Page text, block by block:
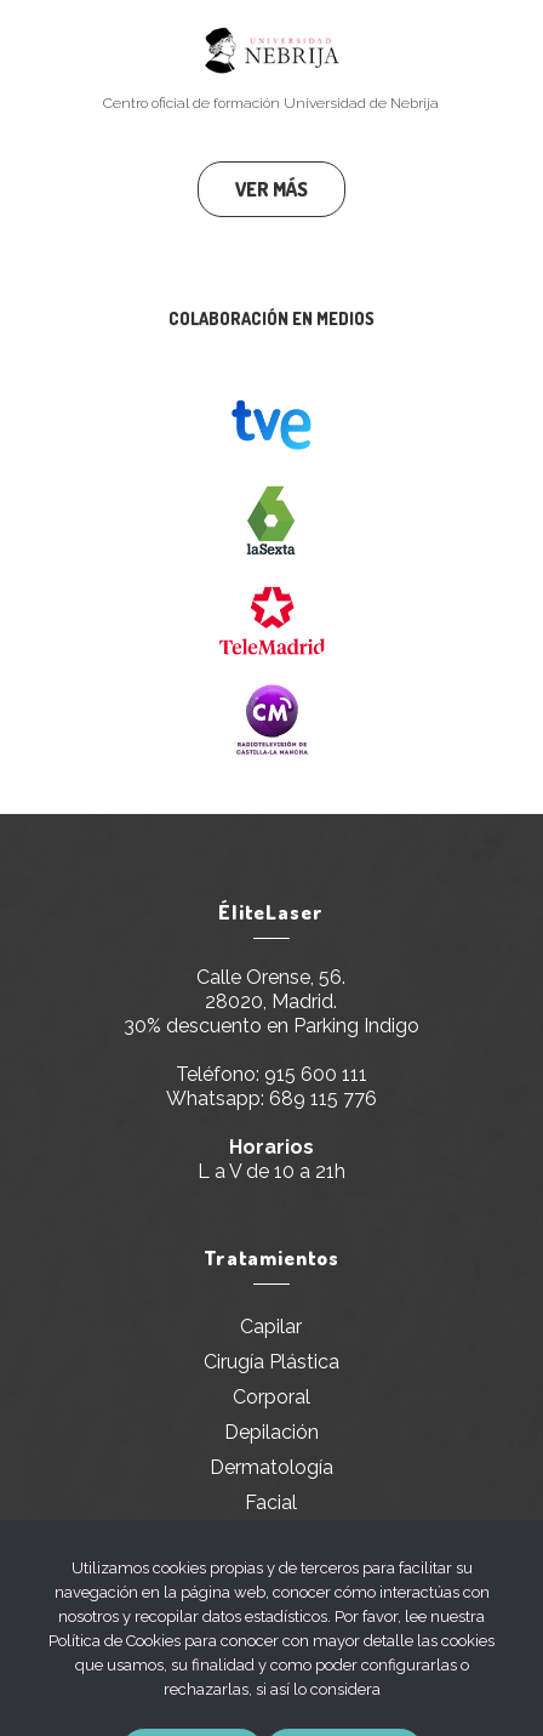
Centro oficial de formación Universidad de Nebrija
VER MÁS
COLABORACIÓN EN MEDIOS
ÉliteLaser
Calle Orense, 56.
28020, Madrid.
30% descuento en Parking Indigo
Teléfono: 915 600 111
Whatsapp: 689 115 776
Horarios
L a V de 10 a 21h
Tratamientos
Capilar
Cirugía Plástica
Corporal
Depilación
Dermatología
Facial
Aviso legal
Política de privacidad
Utilizamos cookies propias y de terceros para facilitar su
navegación en la página web, conocer cómo interactúas con
nosotros y recopilar datos estadísticos. Por favor, lee nuestra
Política de Cookies para conocer con mayor detalle las cookies
que usamos, su finalidad y como poder configurarlas o
rechazarlas, si así lo considera